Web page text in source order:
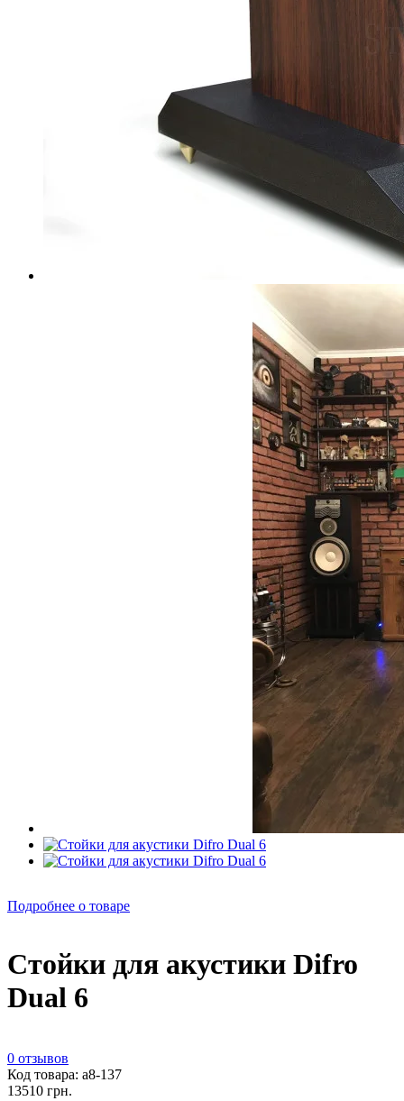
Подробнее о товаре
Стойки для акустики Difro
Dual 6
0 отзывов
Код товара: а8-137
13510 грн.